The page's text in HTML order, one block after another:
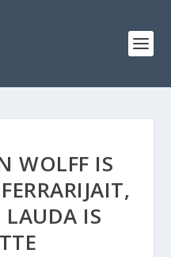
WOLFF IS
LAUDA IS